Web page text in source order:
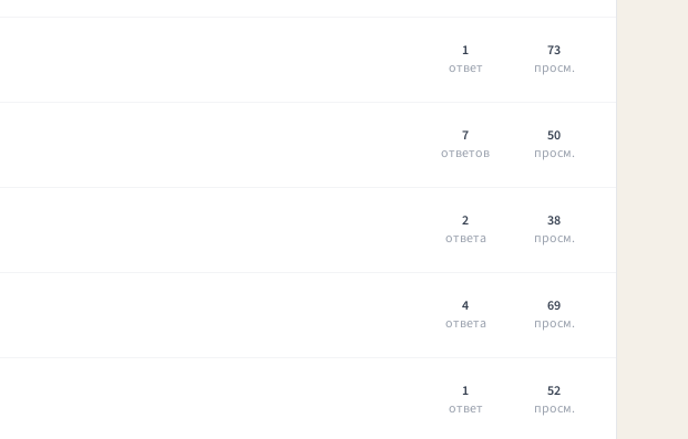
1
ответ
73
просм.
7
ответов
50
просм.
2
ответа
38
просм.
4
ответа
69
просм.
1
ответ
52
просм.